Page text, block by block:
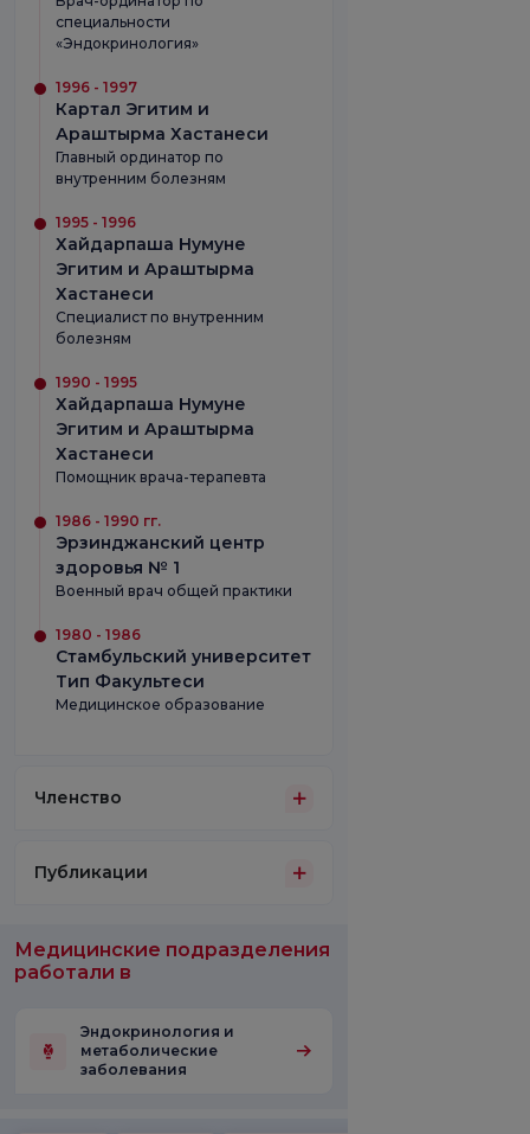
специальности
«Эндокринология»
1996 - 1997
Картал Эгитим и
Араштырма Хастанеси
Главный ординатор по
внутренним болезням
1995 - 1996
Хайдарпаша Нумуне
Эгитим и Араштырма
Хастанеси
Специалист по внутренним
болезням
1990 - 1995
Хайдарпаша Нумуне
Эгитим и Араштырма
Хастанеси
Помощник врача-терапевта
1986 - 1990 гг.
Эрзинджанский центр
здоровья № 1
Военный врач общей практики
1980 - 1986
Стамбульский университет
Тип Факультеси
Медицинское образование
Членство
Публикации
Медицинские подразделения
работали в
Эндокринология и
метаболические
заболевания